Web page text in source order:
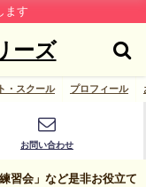
ます
ーズ
・スクール プロフィール
お問い合わせ
習会」など是非お役立て